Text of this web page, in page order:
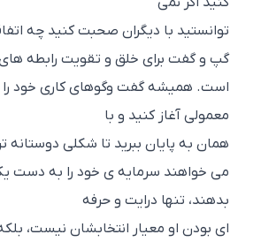
توانستید با دیگران صحبت کنید چه اتفاقی
گپ و گفت برای خلق و تقویت رابطه های
است. همیشه گفت وگوهای کاری خود را با
معمولی آغاز کنید و با
همان به پایان ببرید تا شکلی دوستانه تر
می خواهند سرمایه ی خود را به دست یک
بدهند، تنها درایت و حرفه
ای بودن او معیار انتخابشان نیست، بلکه